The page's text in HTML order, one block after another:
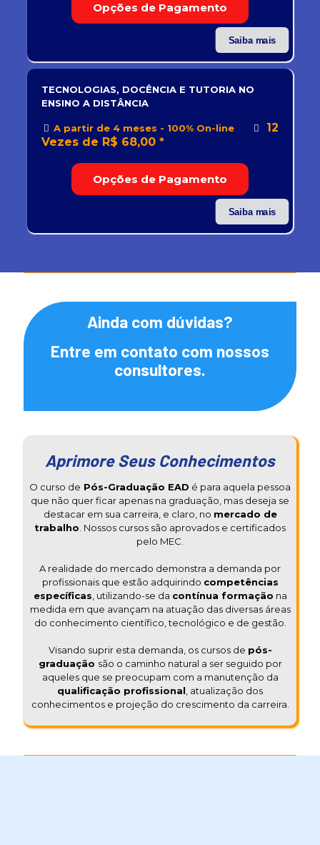
Opções de Pagamento
Saiba mais
Opções de Pagamento
Saiba mais
TECNOLOGIAS, DOCÊNCIA E TUTORIA NO
ENSINO A DISTÂNCIA
A partir de 4 meses - 100% On-line
12
Vezes de R$ 68,00 *
Ainda com dúvidas?
Entre em contato com nossos
consultores.
Aprimore Seus Conhecimentos
O curso de Pós-Graduação EAD é para aquela pessoa
que não quer ficar apenas na graduação, mas deseja se
destacar em sua carreira, e claro, no mercado de
trabalho . Nossos cursos são aprovados e certificados
pelo MEC.
A realidade do mercado demonstra a demanda por
profissionais que estão adquirindo competências
específicas , utilizando-se da contínua formação na
medida em que avançam na atuação das diversas áreas
do conhecimento científico, tecnológico e de gestão.
Visando suprir esta demanda, os cursos de pós-
graduação são o caminho natural a ser seguido por
aqueles que se preocupam com a manutenção da
qualificação profissional , atualização dos
conhecimentos e projeção do crescimento da carreira.